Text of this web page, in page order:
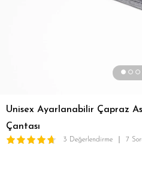
Unisex Ayarlanabilir Çapraz
Çantası
3 Değerlendirme 7